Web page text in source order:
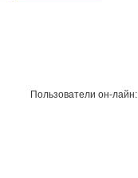
Пользователи он-лайн: